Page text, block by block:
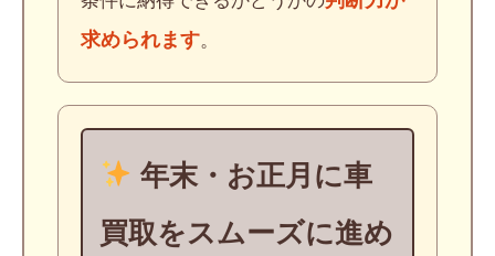
求められます。
年末・お正月に車
買取をスムーズに進め